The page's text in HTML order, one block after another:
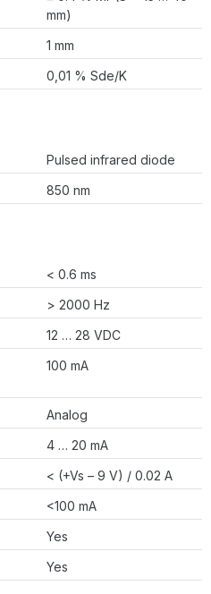
mm)
1 mm
0,01 % Sde/K
Pulsed infrared diode
850 nm
< 0.6 ms
> 2000 Hz
12 … 28 VDC
100 mA
Analog
4 … 20 mA
< (+Vs – 9 V) / 0.02 A
<100 mA
Yes
Yes